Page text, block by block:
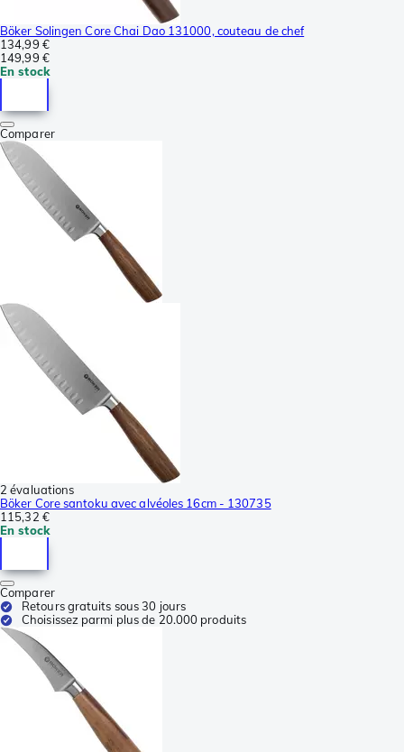
Böker Solingen Core Chai Dao 131000, couteau de chef
134,99 €
149,99 €
En stock
Comparer
2 évaluations
Böker Core santoku avec alvéoles 16cm - 130735
115,32 €
En stock
Comparer
Retours gratuits sous 30 jours
Choisissez parmi plus de 20.000 produits